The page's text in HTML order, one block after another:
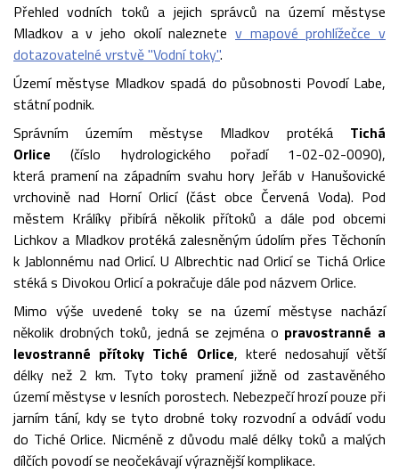
Přehled vodních toků a jejich správců na území městyse
Mladkov a v jeho okolí naleznete v mapové prohlížečce v
dotazovatelné vrstvě "Vodní toky".
Území městyse Mladkov spadá do působnosti Povodí Labe,
státní podnik.
Správním územím městyse Mladkov protéká Tichá
Orlice (číslo hydrologického pořadí 1-02-02-0090),
která pramení na západním svahu hory Jeřáb v Hanušovické
vrchovině nad Horní Orlicí (část obce Červená Voda). Pod
městem Králíky přibírá několik přítoků a dále pod obcemi
Lichkov a Mladkov protéká zalesněným údolím přes Těchonín
k Jablonnému nad Orlicí. U Albrechtic nad Orlicí se Tichá Orlice
stéká s Divokou Orlicí a pokračuje dále pod názvem Orlice.
Mimo výše uvedené toky se na území městyse nachází
několik drobných toků, jedná se zejména o pravostranné a
levostranné přítoky Tiché Orlice, které nedosahují větší
délky než 2 km. Tyto toky pramení jižně od zastavěného
území městyse v lesních porostech. Nebezpečí hrozí pouze při
jarním tání, kdy se tyto drobné toky rozvodní a odvádí vodu
do Tiché Orlice. Nicméně z důvodu malé délky toků a malých
dílčích povodí se neočekávají výraznější komplikace.